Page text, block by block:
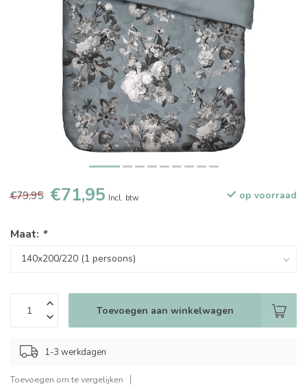
€79,95 €71,95 Incl. btw op voorraad
Maat: *
Toevoegen aan winkelwagen
1-3 werkdagen
Toevoegen om te vergelijken